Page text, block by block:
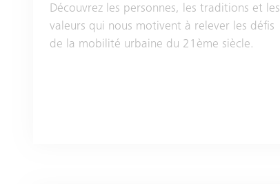
Découvrez les personnes, les traditions et les
valeurs qui nous motivent à relever les défis
de la mobilité urbaine du 21ème siècle.